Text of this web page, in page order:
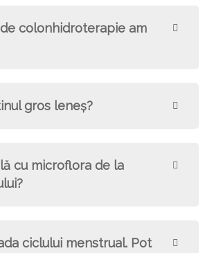
colonhidroterapie am
gros leneş?
cu microflora de la
ciclului menstrual. Pot